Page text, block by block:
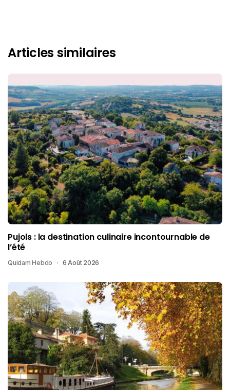
Articles similaires
Pujols : la destination culinaire incontournable de
l’été
Quidam Hebdo 6 Août 2026